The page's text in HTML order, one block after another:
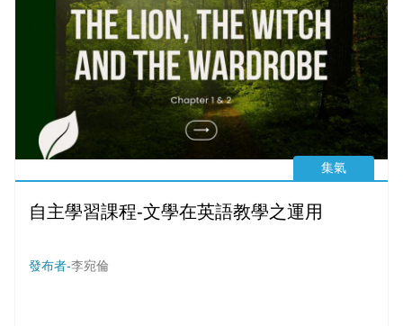
集氣
自主學習課程-文學在英語教學之運用
發布者-李宛倫